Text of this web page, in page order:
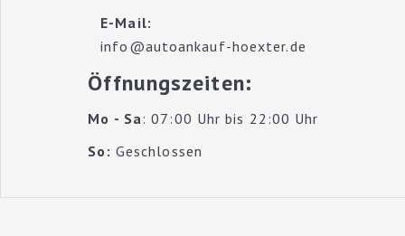
E-Mail:
info@autoankauf-hoexter.de
Öffnungszeiten:
Mo - Sa: 07:00 Uhr bis 22:00 Uhr
So: Geschlossen